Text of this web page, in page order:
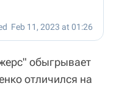
обыгрывает
отличился на